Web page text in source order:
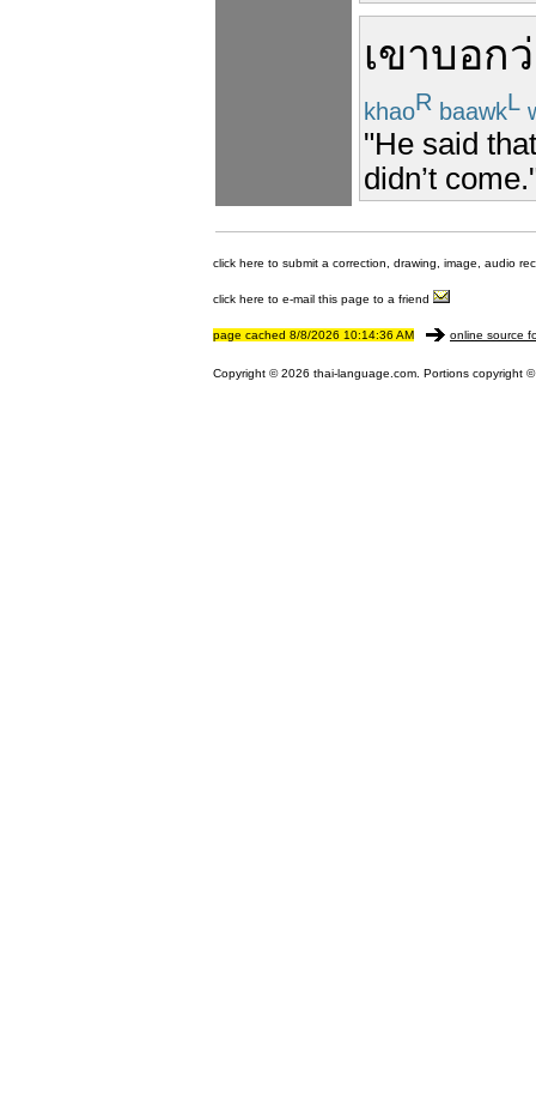
เขาบอก
khaoR baawkL
"He said
didn’t
click here to submit a correction, drawing, image, audio
click here to e-mail this page to a friend
page cached 8/8/2026 10:14:36 AM online source
Copyright © 2026 thai-language.com. Portions copyright